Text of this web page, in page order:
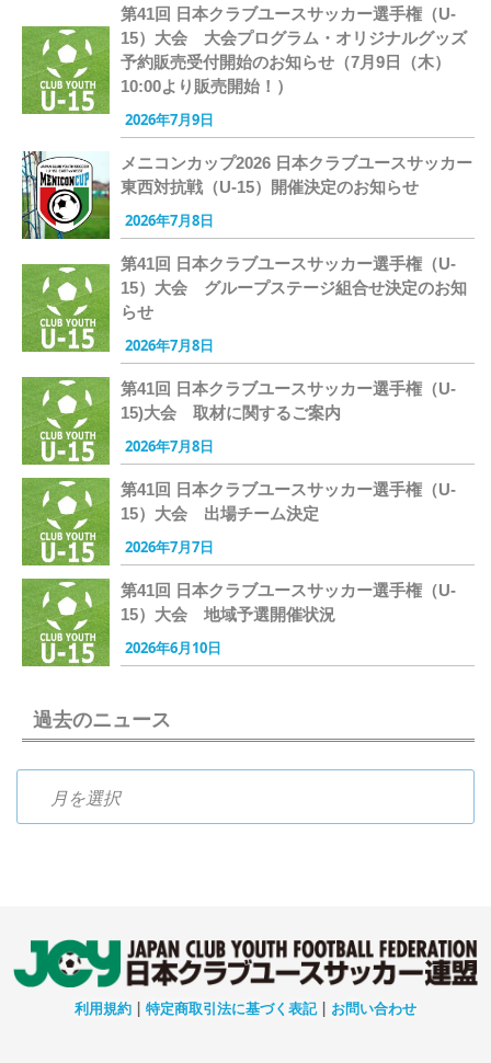
第41回 日本クラブユースサッカー選手権（U-
15）大会 大会プログラム・オリジナルグッズ
予約販売受付開始のお知らせ（7月9日（木）
10:00より販売開始！）
2026年7月9日
メニコンカップ2026 日本クラブユースサッカー
東西対抗戦（U-15）開催決定のお知らせ
2026年7月8日
第41回 日本クラブユースサッカー選手権（U-
15）大会 グループステージ組合せ決定のお知
らせ
2026年7月8日
第41回 日本クラブユースサッカー選手権（U-
15)大会 取材に関するご案内
2026年7月8日
第41回 日本クラブユースサッカー選手権（U-
15）大会 出場チーム決定
2026年7月7日
第41回 日本クラブユースサッカー選手権（U-
15）大会 地域予選開催状況
2026年6月10日
過去のニュース
過去のニュース
利用規約 | 特定商取引法に基づく表記| お問い合わせ